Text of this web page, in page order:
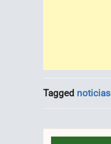
Tagged noticias